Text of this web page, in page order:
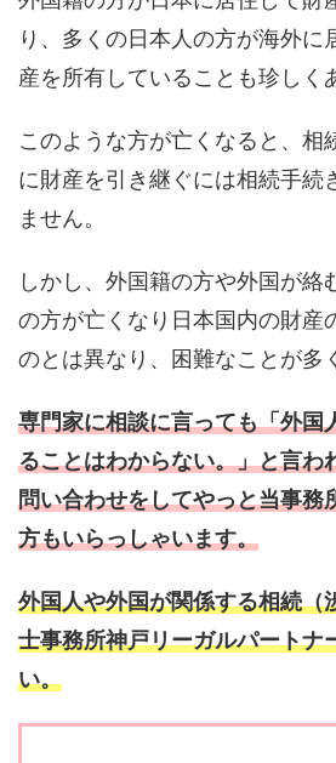
り、多くの日本人の方が海外に
産を所有していることも珍しく
このような方が亡くなると、相
に財産を引き継ぐには相続手続
ません。
しかし、外国籍の方や外国が絡
の方が亡くなり日本国内の財産
のとは異なり、困難なことが多
専門家に相談に言っても「外国
ることはわからない。」と言わ
問い合わせをしてやっと当事務
方もいらっしゃいます。
外国人や外国が関係する相続（
士事務所神戸リーガルパートナ
い。